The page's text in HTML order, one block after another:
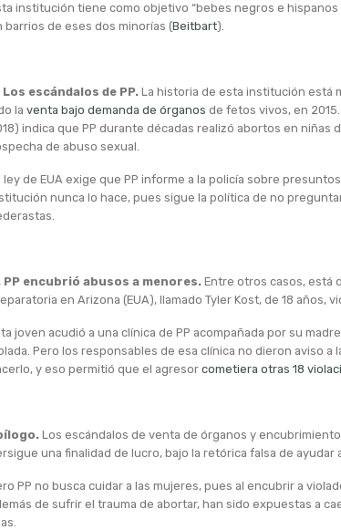
institución tiene como objetivo “bebes negros e
barrios de eses dos minorías (Beitbart).
Los escándalos de PP. La historia de esta institución está
la venta bajo demanda de órganos de fetos vivos, en
indica que PP durante décadas realizó abortos en niñas
de abuso sexual.
ley de EUA exige que PP informe a la policía sobre
nunca lo hace, pues sigue la política de no
PP encubrió abusos a menores.Entre otros casos, está
en Arizona (EUA), llamado Tyler Kost, de 18 años,
joven acudió a una clínica de PP acompañada por su
Pero los responsables de esa clínica no dieron aviso
y eso permitió que el agresorcometiera otras 18
Los escándalos de venta de órganos y
una finalidad de lucro, bajo la retórica falsa de
PP no busca cuidar a las mujeres, pues al encubrir a
de sufrir el trauma de abortar, han sido expuestas a